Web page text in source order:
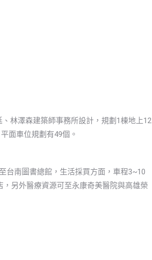
林澤森建築師事務所設計，規劃1棟地上12
面車位規劃有49個。
台南圖書總館，生活採買方面，車程3~10
另外醫療資源可至永康奇美醫院與高雄榮